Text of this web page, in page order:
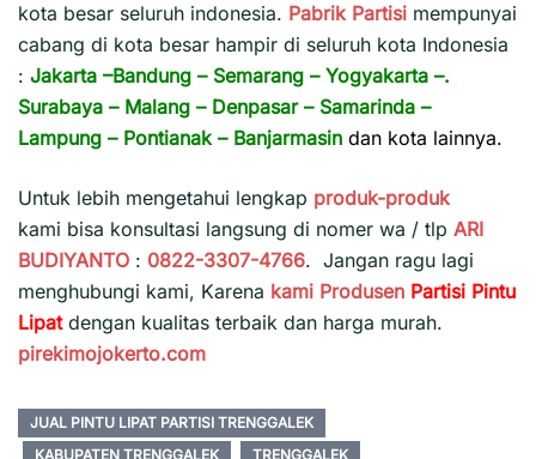
kota besar seluruh indonesia. Pabrik Partisi mempunyai
cabang di kota besar hampir di seluruh kota Indonesia
: Jakarta –Bandung – Semarang – Yogyakarta –.
Surabaya – Malang – Denpasar– Samarinda –
Lampung – Pontianak– Banjarmasin dan kota lainnya.
Untuk lebih mengetahui lengkap produk-produk
kami bisa konsultasi langsung di nomer wa / tlp ARI
BUDIYANTO : 0822-3307-4766. Jangan ragu lagi
menghubungi kami, Karena kami Produsen Partisi Pintu
Lipat dengan kualitas terbaik dan harga murah.
pirekimojokerto.com
JUAL PINTU LIPAT PARTISI TRENGGALEK
KABUPATEN TRENGGALEK
TRENGGALEK